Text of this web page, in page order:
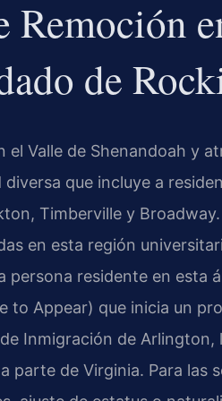
Remoción
de
Valle de Shenandoah y
que incluye a
Timberville y
en esta región
persona residente en esta
to Appear) que inicia un
Inmigración de Arlington,
parte de Virginia. Para las